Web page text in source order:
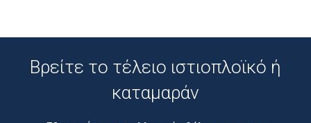
Βρείτε το τέλειο ιστιοπλοϊκό ή
καταμαράν